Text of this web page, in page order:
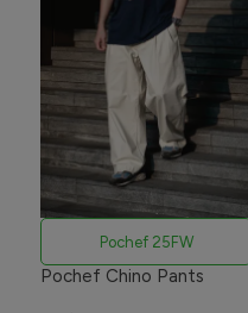
Pochef 25FW
Pochef Chino Pants